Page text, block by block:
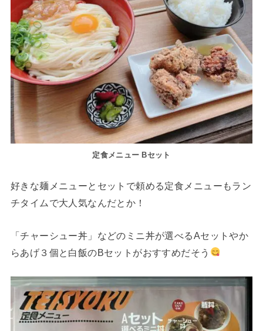
定食メニュー Bセット
好きな麺メニューとセットで頼める定食メニューもラン
チタイムで大人気なんだとか！
「チャーシュー丼」などのミニ丼が選べるAセットやか
らあげ３個と白飯のBセットがおすすめだそう